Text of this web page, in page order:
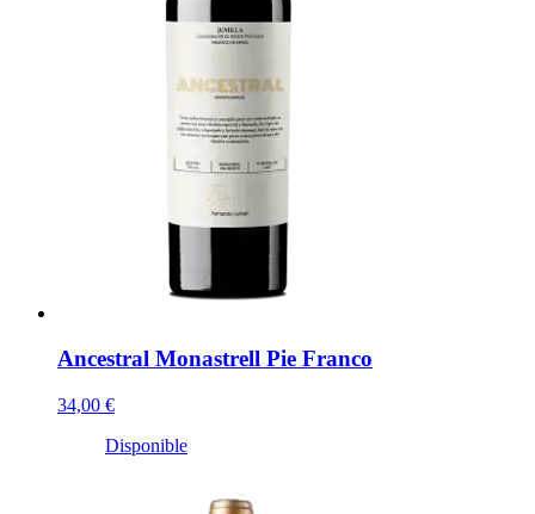
Ancestral Monastrell Pie Franco
34,00 €
Disponible